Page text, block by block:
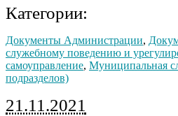
Категории:
Документы Администрации,
служебному поведению и
самоуправление, Муниципальная
подразделов)
21.11.2021